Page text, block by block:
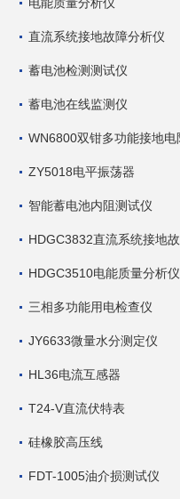
直流系统接地故障分析仪
蓄电池检测测试仪
蓄电池在线监测仪
ZY5018电平振荡器
智能蓄电池内阻测试仪
HDGC3510电能质量分析仪
三相多功能用电检查仪
JY6633微量水分测定仪
HL36电流互感器
T24-V直流伏特表
硅橡胶高压线
FDT-1005油介损测试仪